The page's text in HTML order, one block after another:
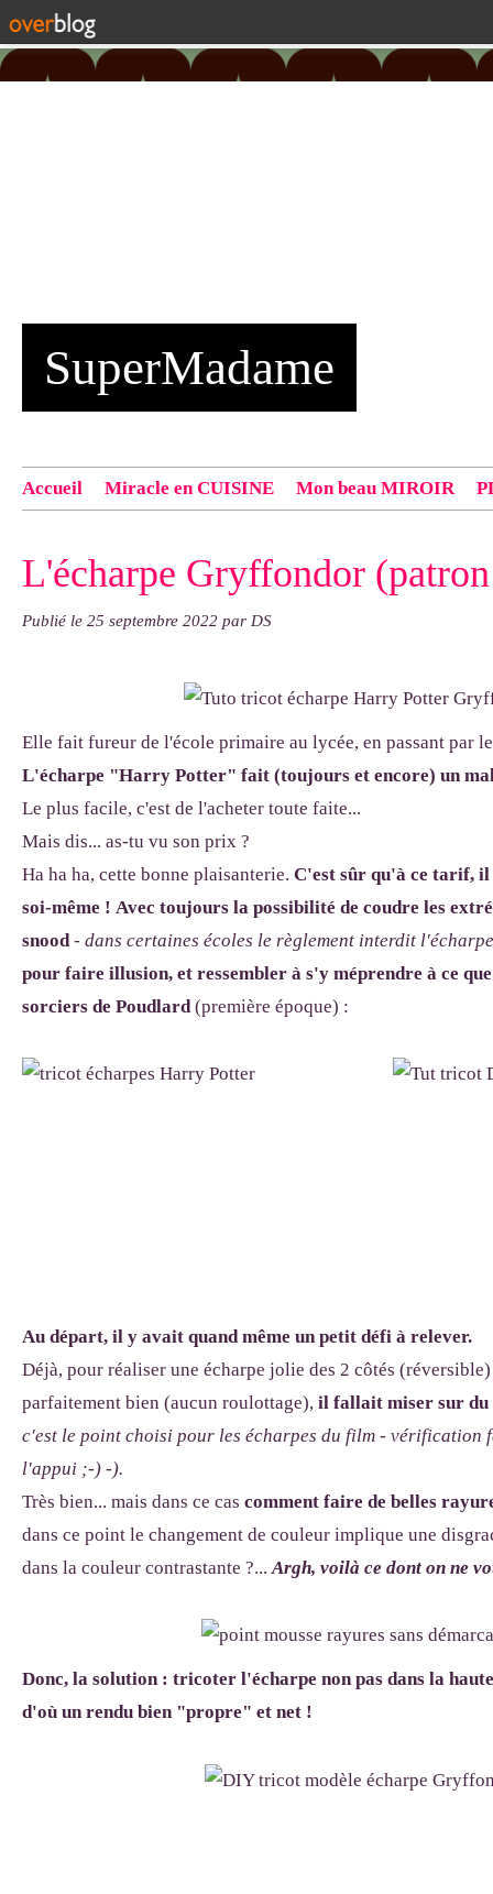
SuperMadame
Accueil Miracle en CUISINE Mon beau MIROIR
exemple : "Bonnet cloche From Annie", "Veste Rue
L'écharpe Gryffondor
Publié le 25 septembre 2022 par DS
Elle fait fureur de l'école primaire au lycée, en passant par
L'écharpe "Harry Potter" fait (toujours et encore) un
Le plus facile, c'est de l'acheter toute faite...
Mais dis... as-tu vu son prix ?
Ha ha ha, cette bonne plaisanterie. C'est sûr qu'à ce tarif,
soi-même ! Avec toujours la possibilité de coudre les
snood- dans certaines écoles le règlement interdit
pour faire illusion, et ressembler à s'y méprendre à ce
sorciers de Poudlard(première époque) :
Au départ, il y avait quand même un petit défi à relever.
Déjà, pour réaliser une écharpe jolie des 2 côtés
parfaitement bien (aucun roulottage), il fallait miser sur du
c'est le point choisi pour les écharpes du film - vérification
l'appui ;-) -).
Très bien... mais dans ce cas comment faire de belles
dans ce point le changement de couleur implique une
dans la couleur contrastante ?...Argh, voilà ce dont on ne
Donc, la solution : tricoter l'écharpe non pas dans la
d'où un rendu bien "propre" et net !